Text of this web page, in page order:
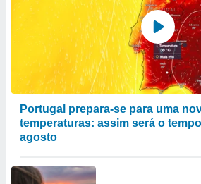
Portugal prepara-se para uma
temperaturas: assim será o
agosto